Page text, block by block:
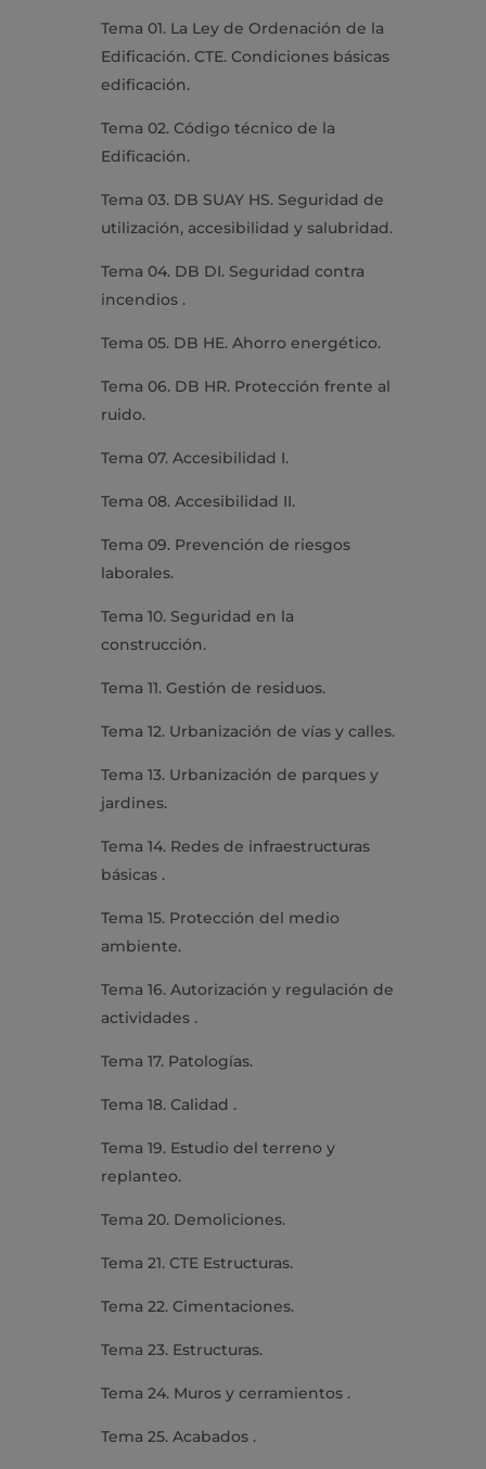
Tema 01. La Ley de Ordenación de la
Edificación. CTE. Condiciones básicas
edificación.
Tema 02. Código técnico de la
Edificación.
Tema 03. DB SUAY HS. Seguridad de
utilización, accesibilidad y salubridad.
Tema 04. DB DI. Seguridad contra
incendios .
Tema 05. DB HE. Ahorro energético.
Tema 06. DB HR. Protección frente al
ruido.
Tema 07. Accesibilidad I.
Tema 08. Accesibilidad II.
Tema 09. Prevención de riesgos
laborales.
Tema 10. Seguridad en la
construcción.
Tema 11. Gestión de residuos.
Tema 12. Urbanización de vías y calles.
Tema 13. Urbanización de parques y
jardines.
Tema 14. Redes de infraestructuras
básicas .
Tema 15. Protección del medio
ambiente.
Tema 16. Autorización y regulación de
actividades .
Tema 17. Patologías.
Tema 18. Calidad .
Tema 19. Estudio del terreno y
replanteo.
Tema 20. Demoliciones.
Tema 21. CTE Estructuras.
Tema 22. Cimentaciones.
Tema 23. Estructuras.
Tema 24. Muros y cerramientos .
Tema 25. Acabados .